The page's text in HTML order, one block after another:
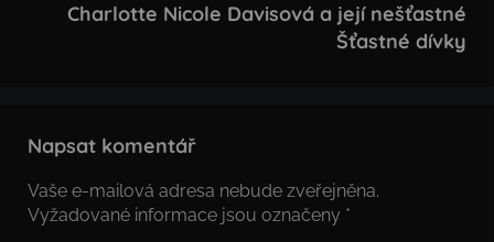
Charlotte Nicole Davisová a její nešťastné
Šťastné dívky
Napsat komentář
Vaše e-mailová adresa nebude zveřejněna.
Vyžadované informace jsou označeny *